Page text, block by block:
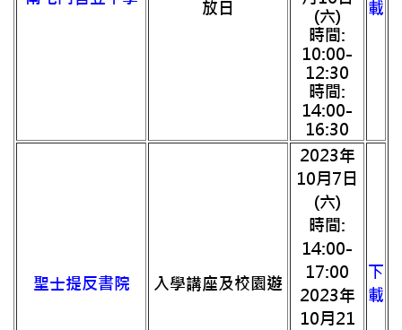
放日
(六)
時間:
10:00-
12:30
時間:
14:00-
16:30
載
聖士提反書院 入學講座及校園遊
2023年
10月7日
(六)
時間:
14:00-
17:00
2023年
10月21
下
載